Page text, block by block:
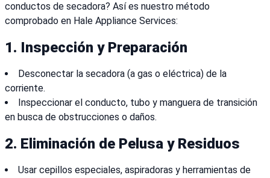
conductos de secadora? Así es nuestro método
comprobado en Hale Appliance Services:
1. Inspección y Preparación
Desconectar la secadora (a gas o eléctrica) de la
corriente.
Inspeccionar el conducto, tubo y manguera de transición
en busca de obstrucciones o daños.
2. Eliminación de Pelusa y Residuos
Usar cepillos especiales, aspiradoras y herramientas de